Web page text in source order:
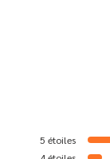
5 étoiles